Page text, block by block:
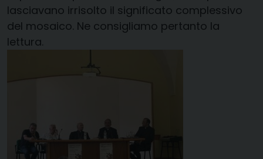
lasciavano irrisolto il significato complessivo
del mosaico. Ne consigliamo pertanto la
lettura.